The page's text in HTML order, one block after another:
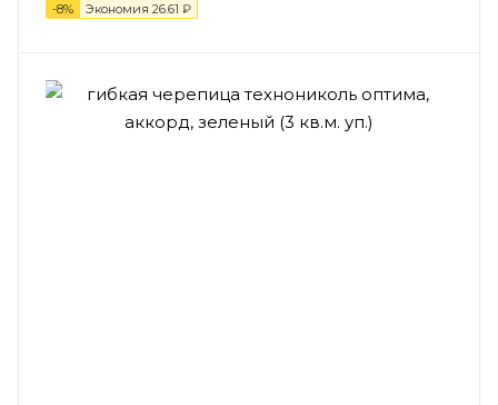
-8% Экономия 26.61 ₽